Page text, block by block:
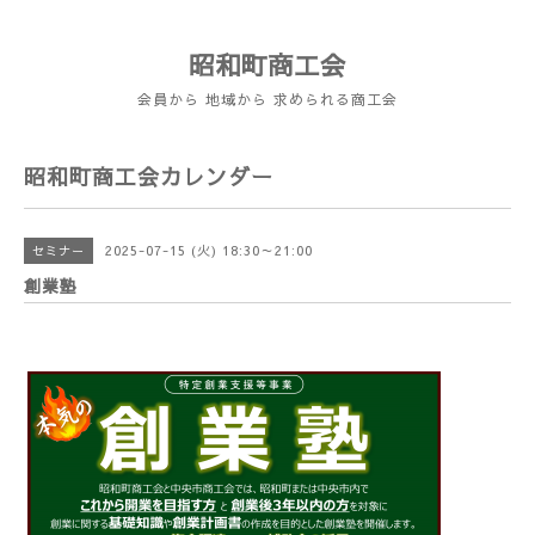
昭和町商工会
会員から 地域から 求められる商工会
昭和町商工会カレンダー
セミナー 2025-07-15 (火) 18:30～21:00
創業塾